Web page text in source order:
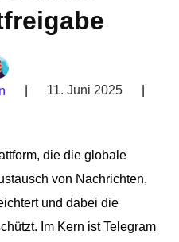
11. Juni 2025
die die globale
von Nachrichten,
und dabei die
Im Kern ist Telegram